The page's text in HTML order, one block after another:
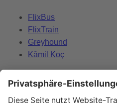
FlixBus
FlixTrain
Greyhound
Kâmil Koç